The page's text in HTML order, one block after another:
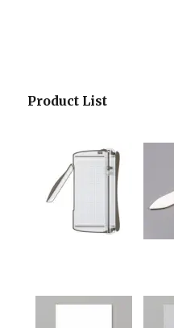
Product List